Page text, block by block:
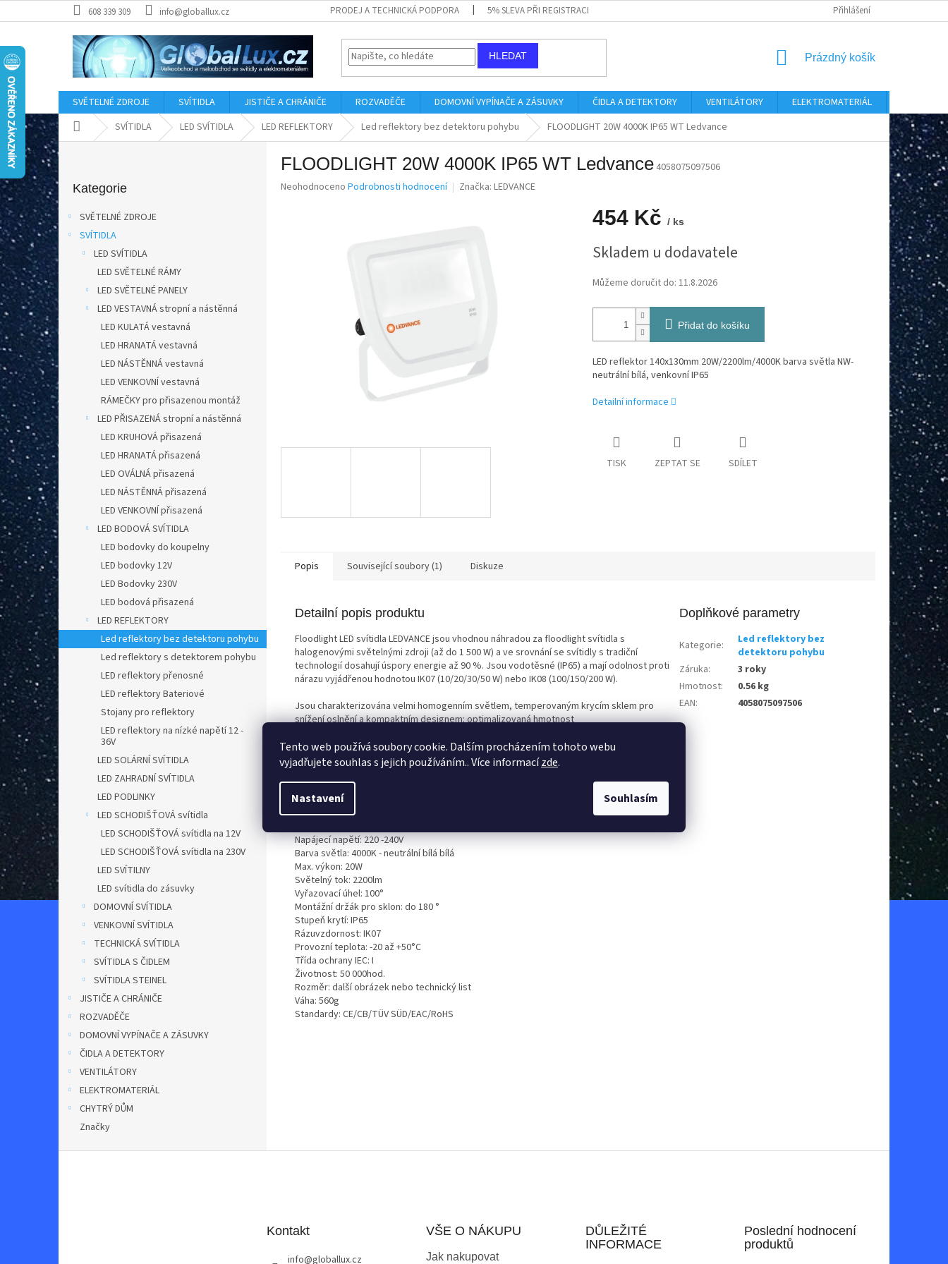
Tento web používá soubory cookie. Dalším procházením tohoto webu
vyjadřujete souhlas s jejich používáním.. Více informacízde.
Nastavení Souhlasím
na
608 339 309 info@globallux.cz PRODEJ A TECHNICKÁ PODPORA 5% SLEVA PŘI REGISTRACI Přihlášení
HLEDAT
NÁKUPNÍ
Prázdný košík
SVĚTELNÉ ZDROJE SVÍTIDLA JISTIČE A CHRÁNIČE ROZVADĚČE DOMOVNÍ VYPÍNAČE A ZÁSUVKY ČIDLA A DETEKTORY VENTILÁTORY ELEKTROMATERIÁL
Domů SVÍTIDLA LED SVÍTIDLA LED REFLEKTORY Led reflektory bez detektoru pohybu FLOODLIGHT 20W 4000K IP65 WT Ledvance
P
s
r
a
n
í
a
n
e
l
kategorie
Kategorie
SVĚTELNÉ ZDROJE
SVÍTIDLA
LED SVÍTIDLA
LED SVĚTELNÉ RÁMY
LED SVĚTELNÉ PANELY
LED VESTAVNÁ stropní a nástěnná
LED KULATÁ vestavná
LED HRANATÁ vestavná
LED NÁSTĚNNÁ vestavná
LED VENKOVNÍ vestavná
RÁMEČKY pro přisazenou montáž
LED PŘISAZENÁ stropní a nástěnná
LED KRUHOVÁ přisazená
LED HRANATÁ přisazená
LED OVÁLNÁ přisazená
LED NÁSTĚNNÁ přisazená
LED VENKOVNÍ přisazená
LED BODOVÁ SVÍTIDLA
LED bodovky do koupelny
LED bodovky 12V
LED Bodovky 230V
LED bodová přisazená
LED REFLEKTORY
Led reflektory bez detektoru pohybu
Led reflektory s detektorem pohybu
LED reflektory přenosné
LED reflektory Bateriové
Stojany pro reflektory
LED reflektory na nízké napětí 12 -
36V
LED SOLÁRNÍ SVÍTIDLA
LED ZAHRADNÍ SVÍTIDLA
LED PODLINKY
LED SCHODIŠŤOVÁ svítidla
LED SCHODIŠŤOVÁ svítidla na 12V
LED SCHODIŠŤOVÁ svítidla na 230V
LED SVÍTILNY
LED svítidla do zásuvky
DOMOVNÍ SVÍTIDLA
VENKOVNÍ SVÍTIDLA
TECHNICKÁ SVÍTIDLA
SVÍTIDLA S ČIDLEM
SVÍTIDLA STEINEL
JISTIČE A CHRÁNIČE
ROZVADĚČE
DOMOVNÍ VYPÍNAČE A ZÁSUVKY
ČIDLA A DETEKTORY
VENTILÁTORY
ELEKTROMATERIÁL
CHYTRÝ DŮM
Značky
FLOODLIGHT 20W 4000K IP65 WT Ledvance 4058075097506
Průměrné
Neohodnoceno Podrobnosti hodnocení Značka: LEDVANCE
454 Kč / ks
cena:
Skladem u dodavatele
Můžeme doručit do: 11.8.2026
Přidat do košíku
LED reflektor 140x130mm 20W/2200lm/4000K barva světla NW-
neutrální bílá, venkovní IP65
Detailní informace
TISK ZEPTAT SE SDÍLET
Popis Související soubory (1) Diskuze
Detailní popis produktu
Floodlight LED svítidla LEDVANCE jsou vhodnou náhradou za floodlight svítidla s
halogenovými světelnými zdroji (až do 1 500 W) a ve srovnání se svítidly s tradiční
technologií dosahují úspory energie až 90 %. Jsou vodotěsné (IP65) a mají odolnost proti
nárazu vyjádřenou hodnotou IK07 (10/20/30/50 W) nebo IK08 (100/150/200 W).
Jsou charakterizována velmi homogenním světlem, temperovaným krycím sklem pro
snížení oslnění a kompaktním designem: optimalizovaná hmotnost
Příslušenství: kabel o délce 1000 mm. Na floodlight LED svítidla se vztahuje až pětiletá
záruka.
Technická specifikace:
Záruka: 3roky
Materiál: hliník, polykarbonát PC a tvrzené sklo
Napájecí napětí: 220 -240V
Barva světla: 4000K - neutrální bílá bílá
Max. výkon: 20W
Světelný tok: 2200lm
Vyřazovací úhel: 100°
Montážní držák pro sklon: do 180 °
Stupeň krytí: IP65
Rázuvzdornost: IK07
Provozní teplota: -20 až +50°C
Třída ochrany IEC: I
Životnost: 50 000hod.
Rozměr: další obrázek nebo technický list
Váha: 560g
Standardy: CE/CB/TÜV SÜD/EAC/RoHS
Doplňkové parametry
Kategorie:
Led reflektory bez
detektoru pohybu
Záruka:
3 roky
Hmotnost:
0.56 kg
EAN: 4058075097506
Kontakt
info@globallux.cz
VŠE O NÁKUPU
Jak nakupovat
DŮLEŽITÉ
INFORMACE
Poslední hodnocení
produktů